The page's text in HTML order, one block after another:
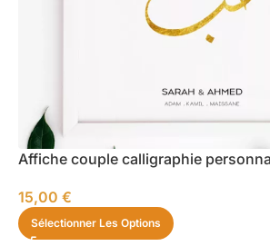
Affiche couple calligraphie
15,00 €
Sélectionner Les Options